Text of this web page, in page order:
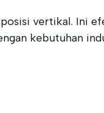
vertikal. Ini
kebutuhan